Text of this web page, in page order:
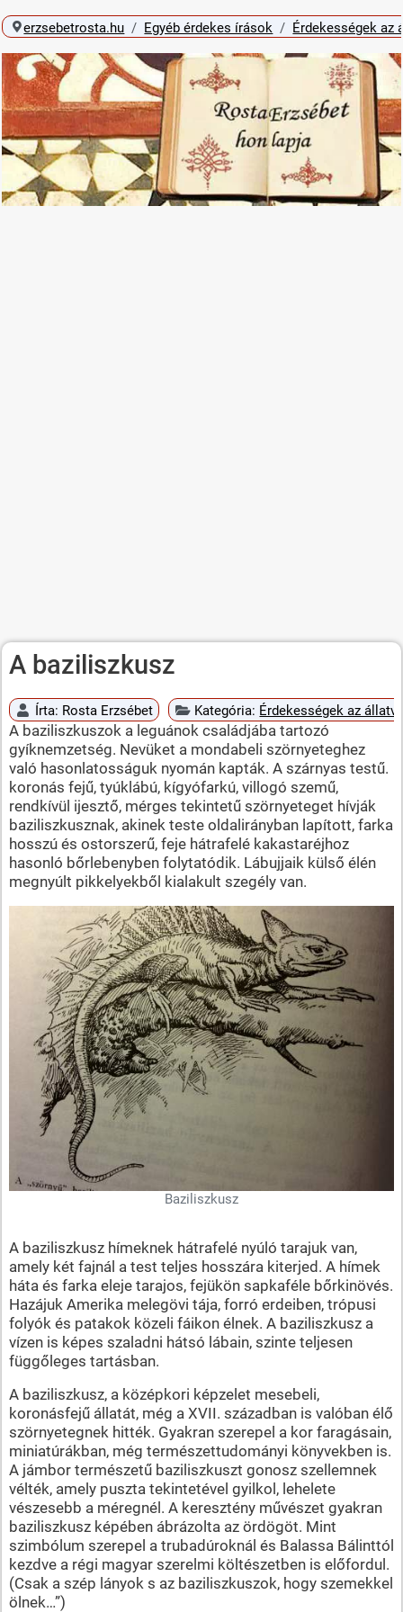
erzsebetrosta.hu Egyéb érdekes írások Érdekességek az
A baziliszkusz
Írta: Rosta Erzsébet Kategória: Érdekességek az
A baziliszkuszok a leguánok családjába tartozó
gyíknemzetség. Nevüket a mondabeli szörnyeteghez
való hasonlatosságuk nyomán kapták. A szárnyas testű.
koronás fejű, tyúklábú, kígyófarkú, villogó szemű,
rendkívül ijesztő, mérges tekintetű szörnyeteget hívják
baziliszkusznak, akinek teste oldalirányban lapított, farka
hosszú és ostorszerű, feje hátrafelé kakastaréjhoz
hasonló bőrlebenyben folytatódik. Lábujjaik külső élén
megnyúlt pikkelyekből kialakult szegély van.
Baziliszkusz
A baziliszkusz hímeknek hátrafelé nyúló tarajuk van,
amely két fajnál a test teljes hosszára kiterjed. A hímek
háta és farka eleje tarajos, fejükön sapkaféle bőrkinövés.
Hazájuk Amerika melegövi tája, forró erdeiben, trópusi
folyók és patakok közeli fáikon élnek. A baziliszkusz a
vízen is képes szaladni hátsó lábain, szinte teljesen
függőleges tartásban.
A baziliszkusz, a középkori képzelet mesebeli,
koronásfejű állatát, még a XVII. században is valóban élő
szörnyetegnek hitték. Gyakran szerepel a kor faragásain,
miniatúrákban, még természettudományi könyvekben is.
A jámbor természetű baziliszkuszt gonosz szellemnek
vélték, amely puszta tekintetével gyilkol, lehelete
vészesebb a méregnél. A keresztény művészet gyakran
baziliszkusz képében ábrázolta az ördögöt. Mint
szimbólum szerepel a trubadúroknál és Balassa Bálinttól
kezdve a régi magyar szerelmi költészetben is előfordul.
(Csak a szép lányok s az baziliszkuszok, hogy szemekkel
ölnek…”)